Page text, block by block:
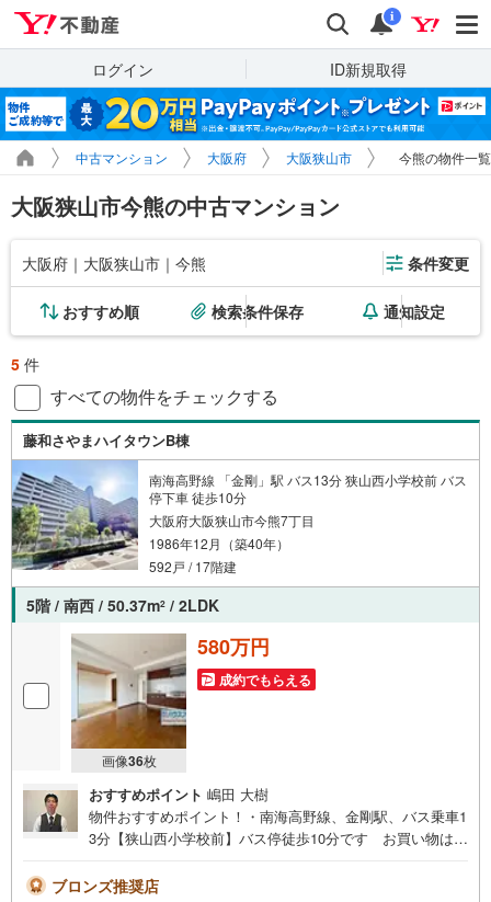
検索 通知
i
ログイン ID新規取得
中古マンション 大阪府 大阪狭山市 今熊の物件一覧
大阪狭山市今熊の中古マンション
大阪府｜大阪狭山市｜今熊 条件変更
おすすめ順 検索条件保存 通知設定
5 件
すべての物件をチェックする
藤和さやまハイタウンB棟
南海高野線 「金剛」駅 バス13分 狭山西小学校前 バス
停下車 徒歩10分
大阪府大阪狭山市今熊7丁目
1986年12月（築40年）
592戸 / 17階建
5階 / 南西 / 50.37m2 / 2LDK
画像36枚
580万円
成約でもらえる
おすすめポイント 嶋田 大樹
物件おすすめポイント！・南海高野線、金剛駅、バス乗車1
3分【狭山西小学校前】バス停徒歩10分です お買い物はオ
まで徒歩8分（約640m）・第三中学校まで徒歩19分（約14
ブロンズ推奨店